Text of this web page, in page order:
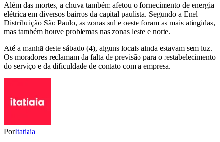
Além das mortes, a chuva também afetou o fornecimento de energia
elétrica em diversos bairros da capital paulista. Segundo a Enel
Distribuição São Paulo, as zonas sul e oeste foram as mais atingidas,
mas também houve problemas nas zonas leste e norte.
Até a manhã deste sábado (4), alguns locais ainda estavam sem luz.
Os moradores reclamam da falta de previsão para o restabelecimento
do serviço e da dificuldade de contato com a empresa.
PorItatiaia